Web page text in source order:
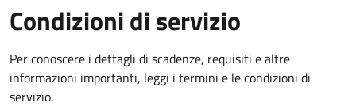
Condizioni di servizio
Per conoscere i dettagli di scadenze, requisiti e altre
informazioni importanti, leggi i termini e le condizioni di
servizio.